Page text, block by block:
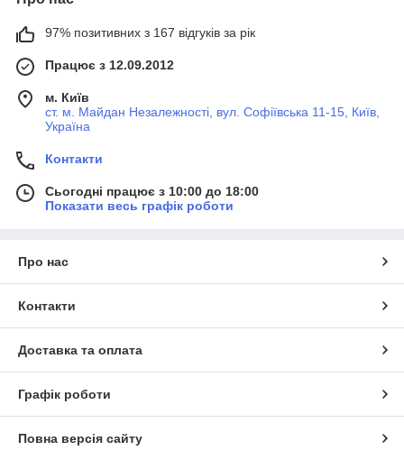
97% позитивних з 167 відгуків за рік
Працює з 12.09.2012
м. Київ
ст. м. Майдан Незалежності, вул. Софіївська 11-15, Київ,
Україна
Контакти
Сьогодні працює з 10:00 до 18:00
Показати весь графік роботи
Про нас
Контакти
Доставка та оплата
Графік роботи
Повна версія сайту